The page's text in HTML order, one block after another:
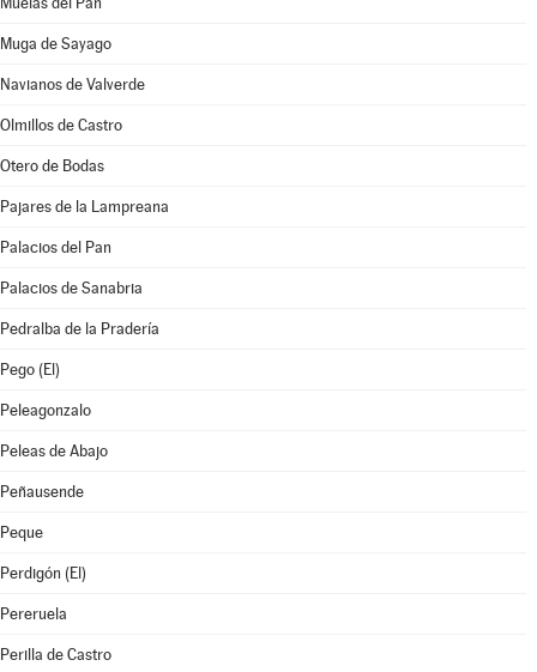
Muga de Sayago
Navianos de Valverde
Olmillos de Castro
Otero de Bodas
Pajares de la Lampreana
Palacios del Pan
Palacios de Sanabria
Pedralba de la Pradería
Pego (El)
Peleagonzalo
Peleas de Abajo
Peñausende
Peque
Perdigón (El)
Pereruela
Perilla de Castro